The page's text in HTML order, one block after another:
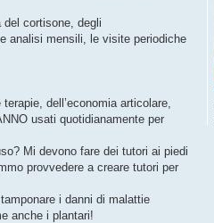
cortisone, degli
analisi mensili, le visite periodiche
dell’economia articolare,
usati quotidianamente per
Mi devono fare dei tutori ai piedi
provvedere a creare tutori per
i danni di malattie
anche i plantari!